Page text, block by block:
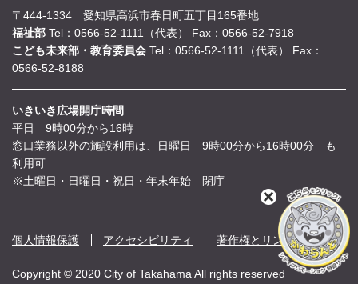
〒444-1334 愛知県高浜市春日町五丁目165番地
福祉部 Tel：0566-52-1111（代表）
Fax：0566-52-7918
こども未来部・教育委員会 Tel：0566-52-1111（代表）
Fax：
0566-52-8188
いきいき広場開庁時間
平日 9時00分から16時
窓口業務以外の施設利用は、日曜日 9時00分から16時00分 も
利用可
※土曜日・日曜日・祝日・年末年始 閉庁
個人情報保護 アクセシビリティ 著作権とリンク
Copyright © 2020 City of Takahama All rights reserved
閉